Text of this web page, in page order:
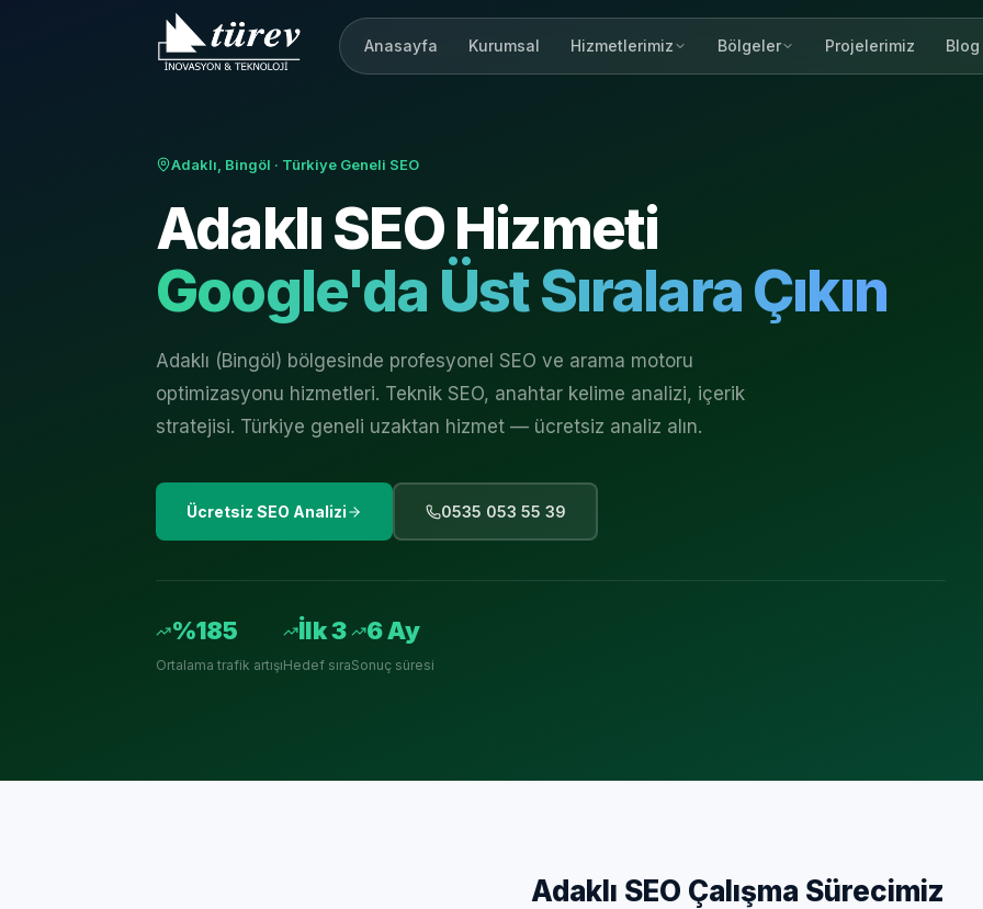
Anasayfa Kurumsal Hizmetlerimiz Bölgeler Projelerimiz Blog
Adaklı, Bingöl · Türkiye Geneli SEO
AdaklıSEO Hizmeti
Google'da Üst Sıralara Çıkın
Adaklı (Bingöl) bölgesinde profesyonel SEO ve arama motoru
optimizasyonu hizmetleri. Teknik SEO, anahtar kelime analizi, içerik
stratejisi. Türkiye geneli uzaktan hizmet — ücretsiz analiz alın.
Ücretsiz SEO Analizi 0535 053 55 39
%185
Ortalama trafik artışı
İlk 3
Hedef sıra
6 Ay
Sonuç süresi
Adaklı SEO Çalışma Sürecimiz